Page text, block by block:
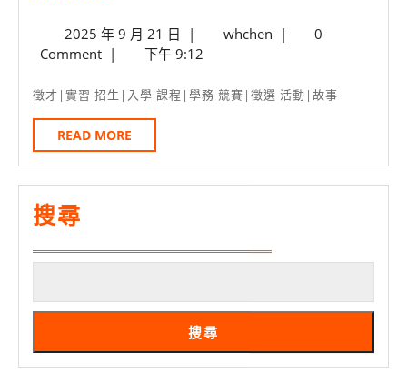
線
申
請
年
度
第
1
學
校
周
時
2025 年 9 月 21 日 2025
年
月
| whchenwhchen
|
0
Comment | 下午 9:12
徵才|實習 招生|入學 課程|學務 競賽|徵選 活動|故事
READ MORE
MORE
搜尋
搜尋